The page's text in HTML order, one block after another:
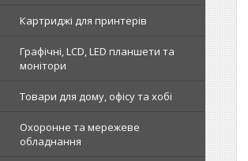
Картриджі для принтерів
Графічні, LCD, LED планшети та
монітори
Товари для дому, офісу та хобі
Охоронне та мережеве
обладнання